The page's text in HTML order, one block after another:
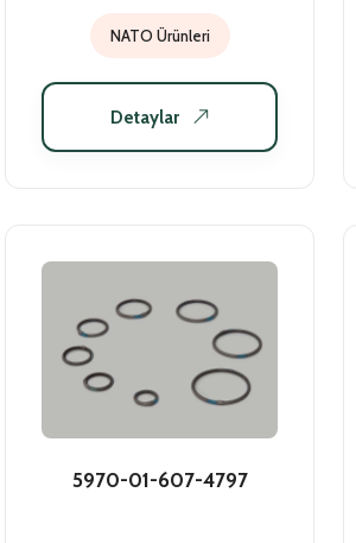
NATO Ürünleri
Detaylar
5970-01-607-4797